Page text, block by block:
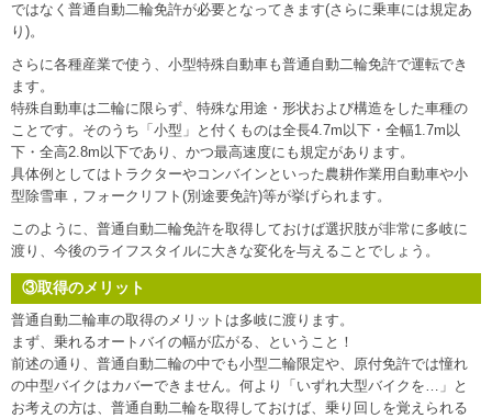
ではなく普通自動二輪免許が必要となってきます(さらに乗車には規定あ
り)。
さらに各種産業で使う、小型特殊自動車も普通自動二輪免許で運転でき
ます。
特殊自動車は二輪に限らず、特殊な用途・形状および構造をした車種の
ことです。そのうち「小型」と付くものは全長4.7m以下・全幅1.7m以
下・全高2.8m以下であり、かつ最高速度にも規定があります。
具体例としてはトラクターやコンバインといった農耕作業用自動車や小
型除雪車，フォークリフト(別途要免許)等が挙げられます。
このように、普通自動二輪免許を取得しておけば選択肢が非常に多岐に
渡り、今後のライフスタイルに大きな変化を与えることでしょう。
③取得のメリット
普通自動二輪車の取得のメリットは多岐に渡ります。
まず、乗れるオートバイの幅が広がる、ということ！
前述の通り、普通自動二輪の中でも小型二輪限定や、原付免許では憧れ
の中型バイクはカバーできません。何より「いずれ大型バイクを…」と
お考えの方は、普通自動二輪を取得しておけば、乗り回しを覚えられる